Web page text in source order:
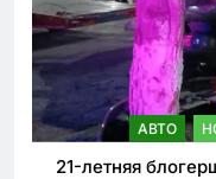
АВТО
21-летняя